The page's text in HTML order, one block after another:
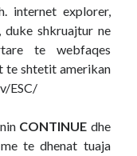
internet explorer,
shkruajtur ne
te webfaqes
shtetit amerikan
ESC/
CONTINUE dhe
te dhenat tuaja